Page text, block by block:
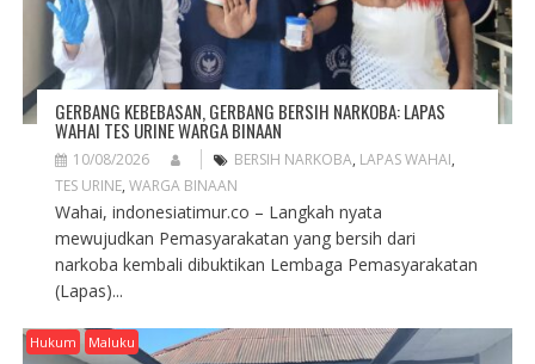
GERBANG KEBEBASAN, GERBANG BERSIH NARKOBA: LAPAS
WAHAI TES URINE WARGA BINAAN
10/08/2026 BERSIH NARKOBA, LAPAS WAHAI,
TES URINE, WARGA BINAAN
Wahai, indonesiatimur.co – Langkah nyata
mewujudkan Pemasyarakatan yang bersih dari
narkoba kembali dibuktikan Lembaga Pemasyarakatan
(Lapas)...
Hukum Maluku